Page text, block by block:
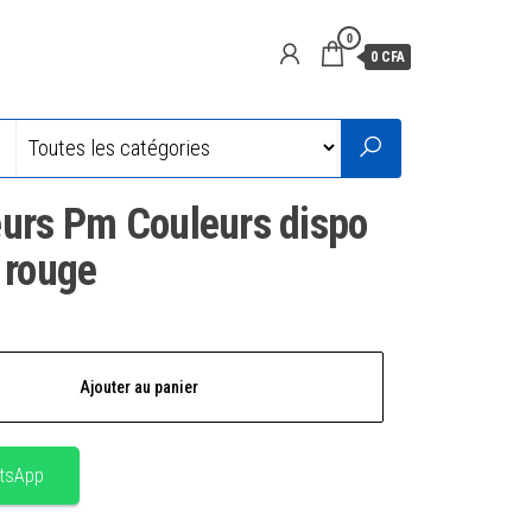
0
0 CFA
Pm Couleurs dispo
Ajouter au panier